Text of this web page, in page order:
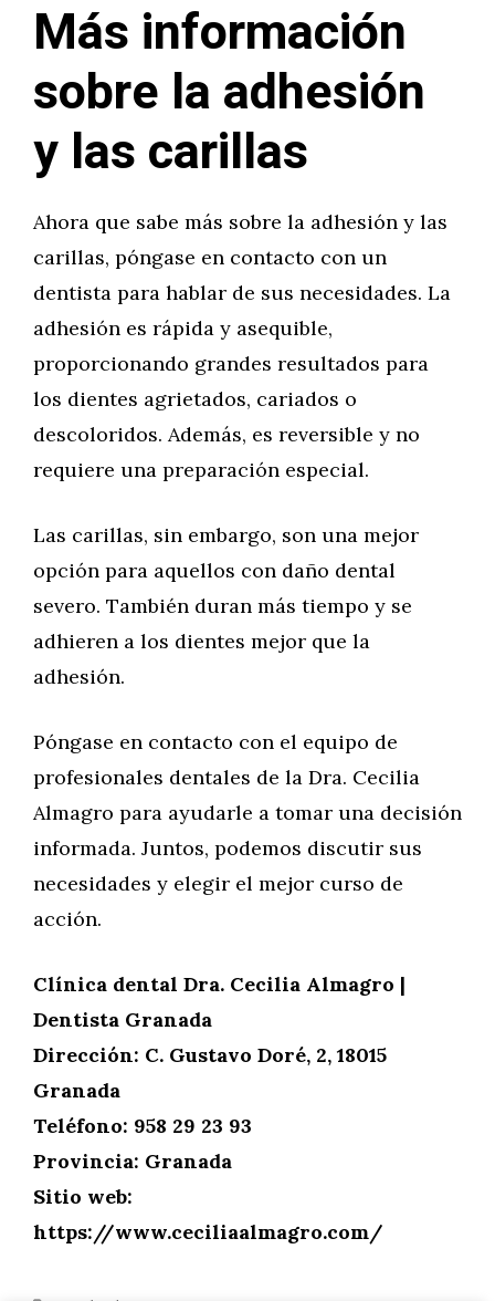
Más información
sobre la adhesión
y las carillas
Ahora que sabe más sobre la adhesión y las
carillas, póngase en contacto con un
dentista para hablar de sus necesidades. La
adhesión es rápida y asequible,
proporcionando grandes resultados para
los dientes agrietados, cariados o
descoloridos. Además, es reversible y no
requiere una preparación especial.
Las carillas, sin embargo, son una mejor
opción para aquellos con daño dental
severo. También duran más tiempo y se
adhieren a los dientes mejor que la
adhesión.
Póngase en contacto con el equipo de
profesionales dentales de la Dra. Cecilia
Almagro para ayudarle a tomar una decisión
informada. Juntos, podemos discutir sus
necesidades y elegir el mejor curso de
acción.
Clínica dental Dra. Cecilia Almagro |
Dentista Granada
Dirección: C. Gustavo Doré, 2, 18015
Granada
Teléfono: 958 29 23 93
Provincia: Granada
Sitio web:
https://www.ceciliaalmagro.com/